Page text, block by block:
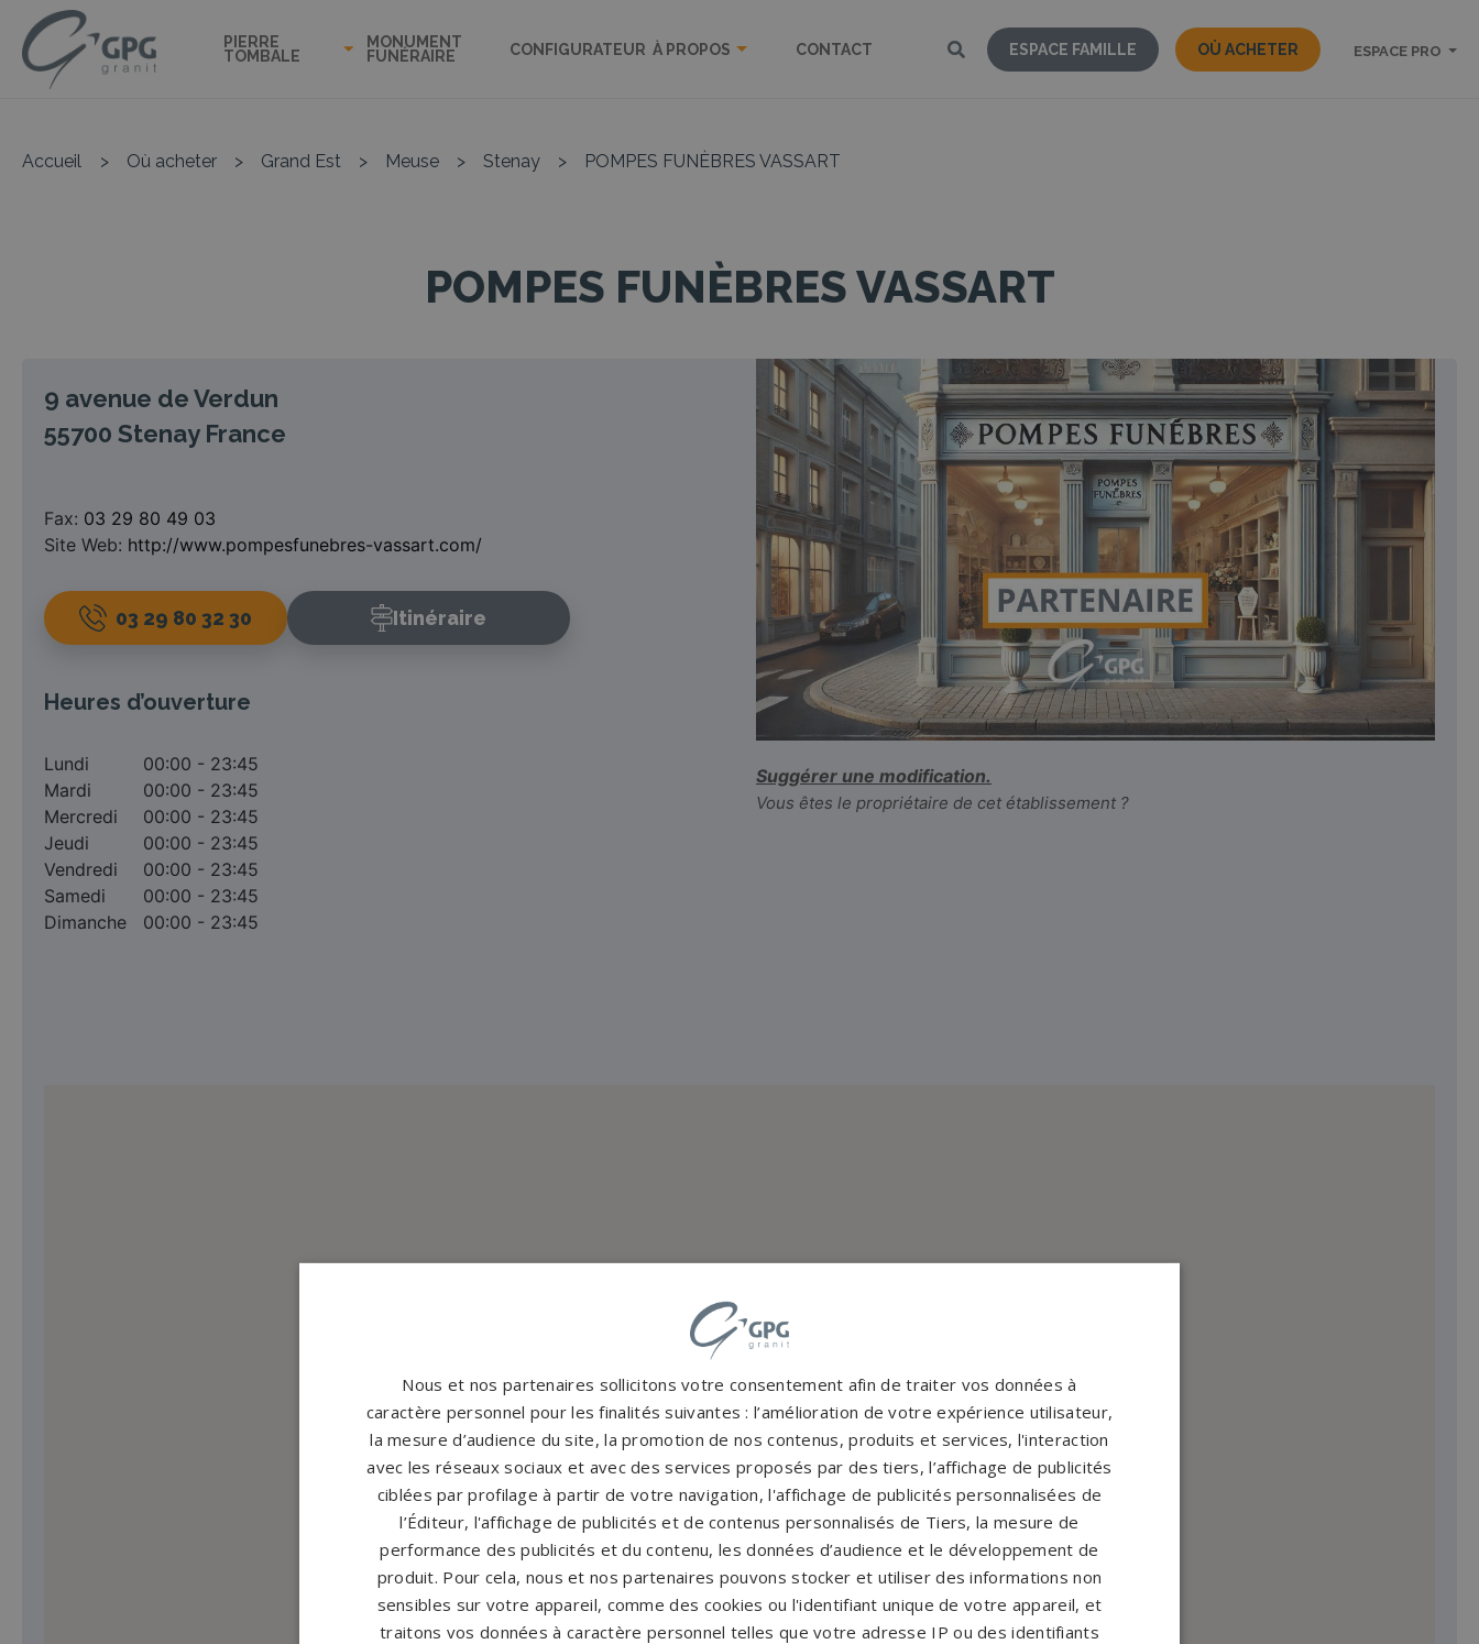
PIERRE
TOMBALE
MONUMENT
FUNÉRAIRE
CONFIGURATEUR À PROPOS CONTACT ESPACE FAMILLE OÙ ACHETER ESPACE PRO
Accueil > Où acheter > Grand Est > Meuse > Stenay > POMPES FUNÈBRES VASSART
POMPES FUNÈBRES VASSART
9 avenue de Verdun
55700 Stenay France
Fax: 03 29 80 49 03
Site Web: http://www.pompesfunebres-vassart.com/
03 29 80 32 30 Itinéraire
Heures d’ouverture
Lundi
00:00 - 23:45
Mardi
00:00 - 23:45
Mercredi
00:00 - 23:45
Jeudi
00:00 - 23:45
Vendredi
00:00 - 23:45
Samedi
00:00 - 23:45
Dimanche
00:00 - 23:45
Suggérer une modification.
Vous êtes le propriétaire de cet établissement ?
Nous et nos partenaires sollicitons votre consentement afin de traiter vos données à
caractère personnel pour les finalités suivantes : l’amélioration de votre expérience utilisateur,
la mesure d’audience du site, la promotion de nos contenus, produits et services, l'interaction
avec les réseaux sociaux et avec des services proposés par des tiers, l’affichage de publicités
ciblées par profilage à partir de votre navigation, l'affichage de publicités personnalisées de
l’Éditeur, l'affichage de publicités et de contenus personnalisés de Tiers, la mesure de
performance des publicités et du contenu, les données d’audience et le développement de
produit. Pour cela, nous et nos partenaires pouvons stocker et utiliser des informations non
sensibles sur votre appareil, comme des cookies ou l'identifiant unique de votre appareil, et
traitons vos données à caractère personnel telles que votre adresse IP ou des identifiants